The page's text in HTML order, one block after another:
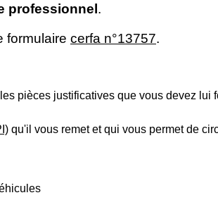
professionnel .
formulaire cerfa n°13757.
pièces justificatives que vous devez lui
qu'il vous remet et qui vous permet de